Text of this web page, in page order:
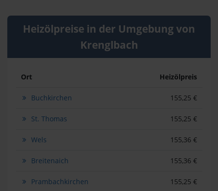
Heizölpreise in der Umgebung von
Krenglbach
Ort Heizölpreis
Buchkirchen 155,25 €
St. Thomas 155,25 €
Wels 155,36 €
Breitenaich 155,36 €
Prambachkirchen 155,25 €